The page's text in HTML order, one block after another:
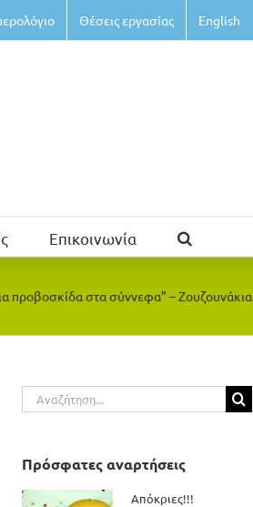
Θέσεις εργασίας English
Επικοινωνία
προβοσκίδα στα σύννεφα” – Ζουζουνάκια
Αναζήτηση
για:
Πρόσφατες αναρτήσεις
Απόκριες!!!